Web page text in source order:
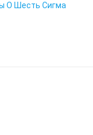
О Шесть Сигма